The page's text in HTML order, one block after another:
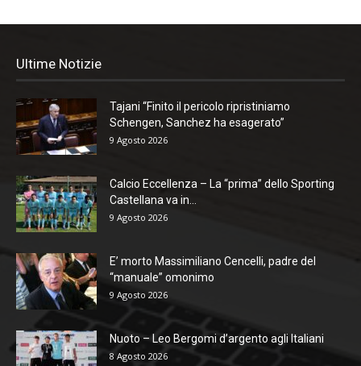
Ultime Notizie
Tajani “Finito il pericolo ripristiniamo
Schengen, Sanchez ha esagerato”
9 Agosto 2026
Calcio Eccellenza – La “prima” dello Sporting
Castellana va in...
9 Agosto 2026
E’ morto Massimiliano Cencelli, padre del
“manuale” omonimo
9 Agosto 2026
Nuoto – Leo Bergomi d’argento agli Italiani
8 Agosto 2026